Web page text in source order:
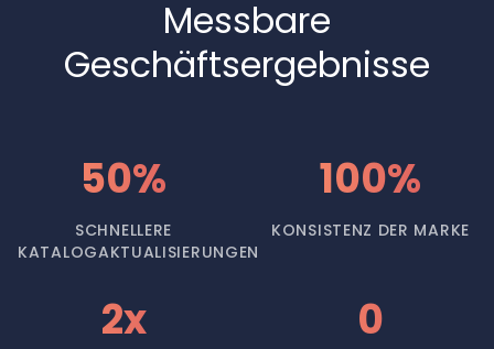
Messbare
Geschäftsergebnisse
50%
SCHNELLERE
KATALOGAKTUALISIERUNGEN
100%
KONSISTENZ DER MARKE
2x 0